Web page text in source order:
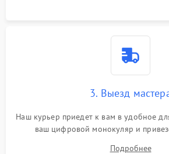
3. Выезд
Наш курьер приедет к вам в удобное
ваш цифровой монокуляр и
Подробнее